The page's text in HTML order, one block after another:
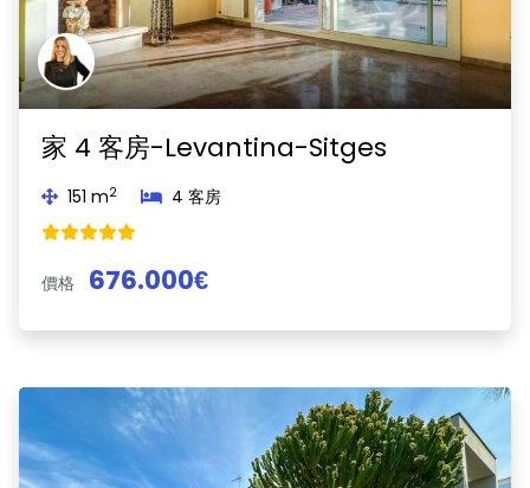
家 4 客房-Levantina-Sitges
151 m2 4 客房
價格 676.000€